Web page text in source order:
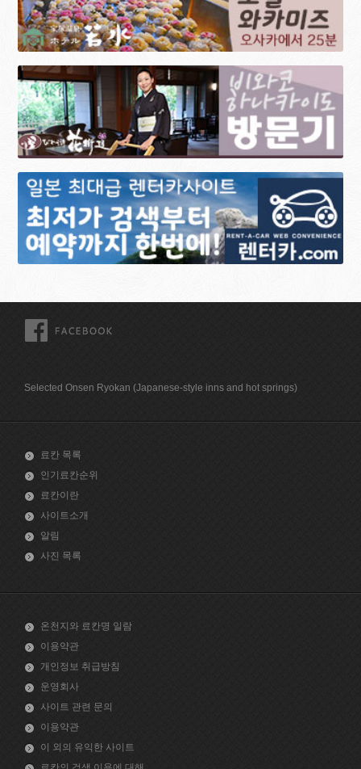
Selected Onsen Ryokan (Japanese-style inns and hot springs)
료칸 목록
인기료칸순위
료칸이란
사이트소개
알림
사진 목록
온천지와 료칸명 일람
이용약관
개인정보 취급방침
운영회사
사이트 관련 문의
이용약관
이 외의 유익한 사이트